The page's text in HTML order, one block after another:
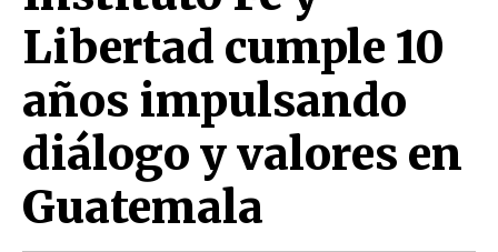
Libertad cumple 10
años impulsando
diálogo y valores en
Guatemala